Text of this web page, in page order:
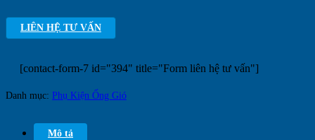
LIÊN HỆ TƯ VẤN
[contact-form-7 id="394" title="Form liên hệ tư vấn"]
Danh mục: Phụ Kiện Ống Gió
Mô tả